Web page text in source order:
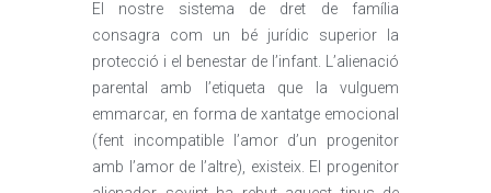
El nostre sistema de dret de família
consagra com un bé jurídic superior la
protecció i el benestar de l’infant. L’alienació
parental amb l’etiqueta que la vulguem
emmarcar, en forma de xantatge emocional
(fent incompatible l’amor d’un progenitor
amb l’amor de l’altre), existeix. El progenitor